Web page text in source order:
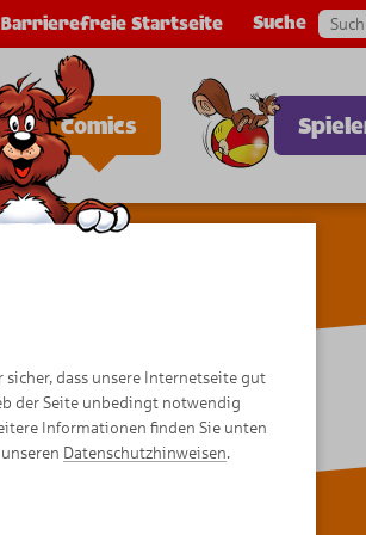
Barrierefreie Startseite Suche
Comics
Comics
sicher, dass unsere Internetseite gut
der Seite unbedingt notwendig
Informationen finden Sie unten
Datenschutzhinweisen.